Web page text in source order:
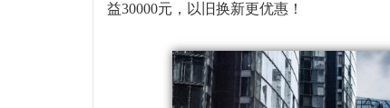
益30000元，以旧换新更优惠！